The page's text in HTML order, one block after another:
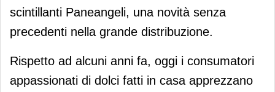
scintillanti Paneangeli, una novità senza
precedenti nella grande distribuzione.
Rispetto ad alcuni anni fa, oggi i consumatori
appassionati di dolci fatti in casa apprezzano